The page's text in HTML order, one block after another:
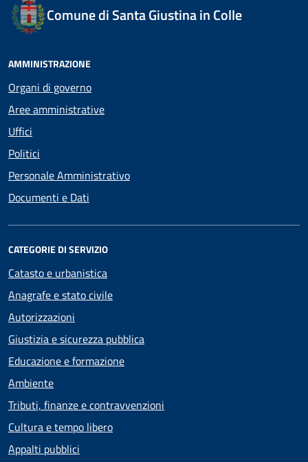
Comune di Santa Giustina in Colle
AMMINISTRAZIONE
Organi di governo
Aree amministrative
Uffici
Politici
Personale Amministrativo
Documenti e Dati
CATEGORIE DI SERVIZIO
Catasto e urbanistica
Anagrafe e stato civile
Autorizzazioni
Giustizia e sicurezza pubblica
Educazione e formazione
Ambiente
Tributi, finanze e contravvenzioni
Cultura e tempo libero
Appalti pubblici